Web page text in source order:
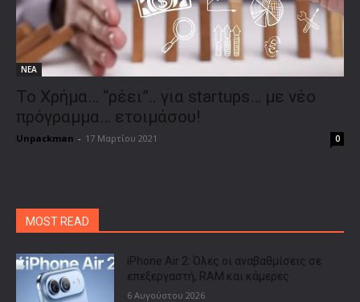
ΝΕΑ
To Χρήμα… “ρέει”.. για startups… με νέο
πρόγραμμα… ετοιμάσου!
Unpackman - 17 Μαρτίου 2021 0
MOST READ
iPhone Air 2: Όλες οι αναβαθμίσεις σε
επεξεργαστή, RAM και κάμερες
6 Αυγούστου 2026